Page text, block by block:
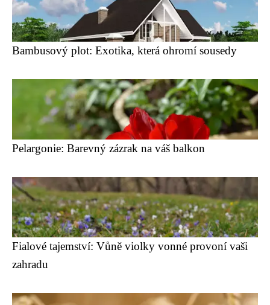
Bambusový plot: Exotika, která ohromí sousedy
Pelargonie: Barevný zázrak na váš balkon
Fialové tajemství: Vůně violky vonné provoní vaši
zahradu